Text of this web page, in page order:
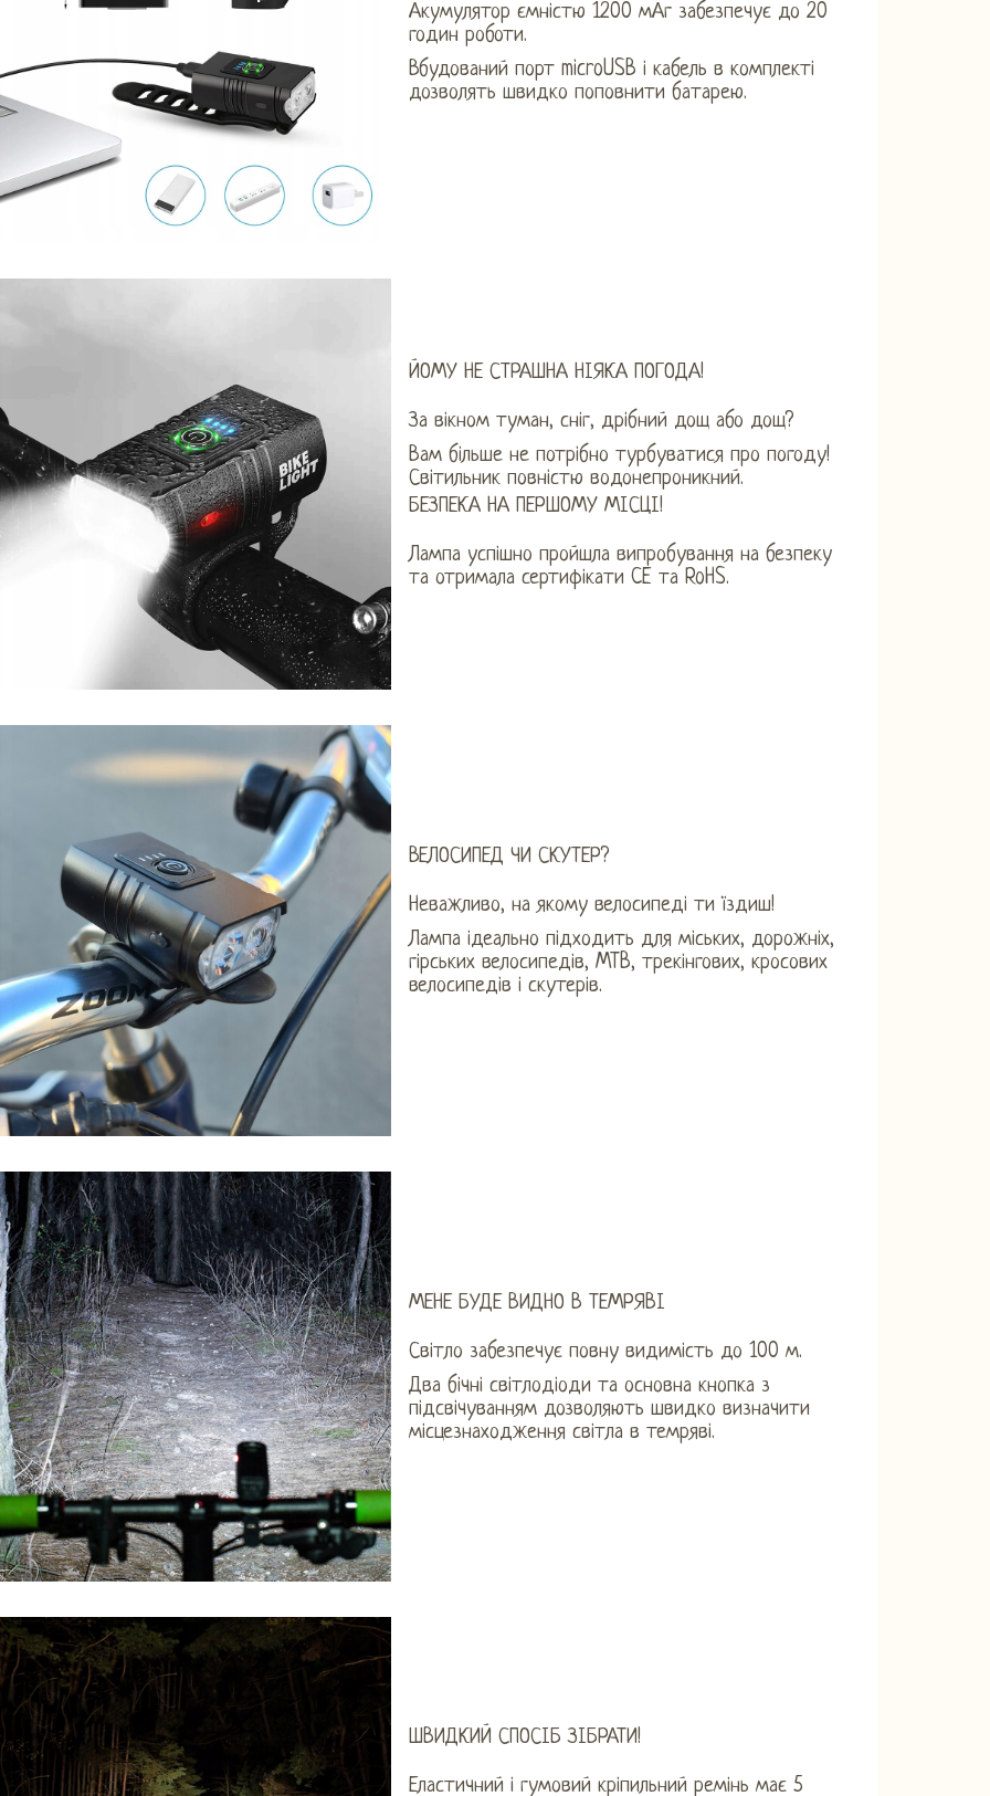
Акумулятор ємністю 1200 мАг забезпечує до 20
годин роботи.
Вбудований порт microUSB і кабель в комплекті
дозволять швидко поповнити батарею.
ЙОМУ НЕ СТРАШНА НІЯКА ПОГОДА!
За вікном туман, сніг, дрібний дощ або дощ?
Вам більше не потрібно турбуватися про погоду!
Світильник повністю водонепроникний.
БЕЗПЕКА НА ПЕРШОМУ МІСЦІ!
Лампа успішно пройшла випробування на безпеку
та отримала сертифікати CE та RoHS.
ВЕЛОСИПЕД ЧИ СКУТЕР?
Неважливо, на якому велосипеді ти їздиш!
Лампа ідеально підходить для міських, дорожніх,
гірських велосипедів, MTB, трекінгових, кросових
велосипедів і скутерів.
МЕНЕ БУДЕ ВИДНО В ТЕМРЯВІ
Світло забезпечує повну видимість до 100 м.
Два бічні світлодіоди та основна кнопка з
підсвічуванням дозволяють швидко визначити
місцезнаходження світла в темряві.
ШВИДКИЙ СПОСІБ ЗІБРАТИ!
Еластичний і гумовий кріпильний ремінь має 5